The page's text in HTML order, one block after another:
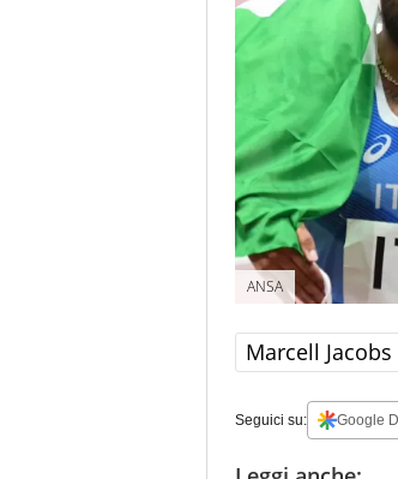
ANSA
Marcell Jacobs
Seguici su: Google